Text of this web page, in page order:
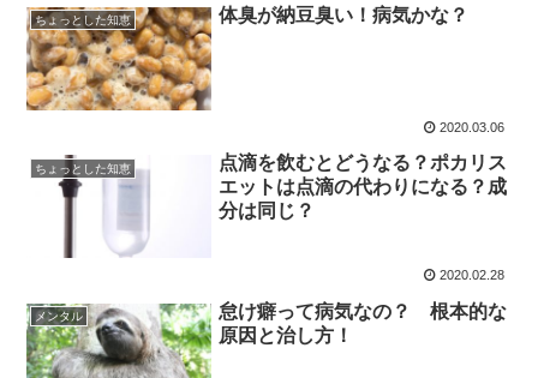
ちょっとした知恵 体臭が納豆臭い！病気かな？
2020.03.06
ちょっとした知恵
点滴を飲むとどうなる？ポカリス
エットは点滴の代わりになる？成
分は同じ？
2020.02.28
メンタル
怠け癖って病気なの？ 根本的な
原因と治し方！